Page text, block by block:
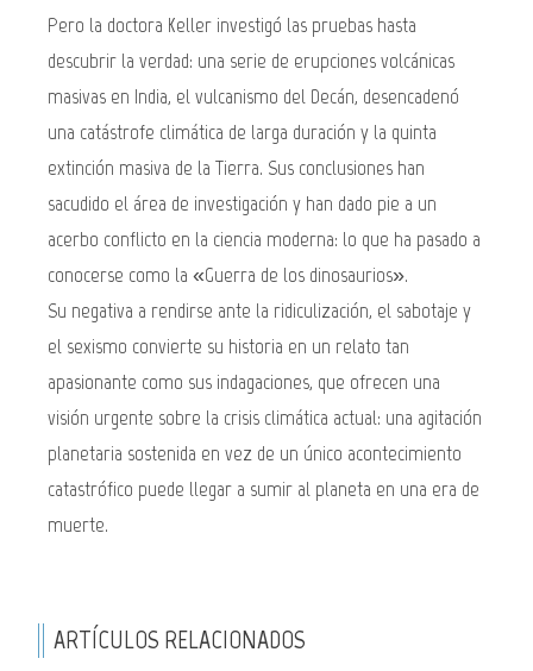
Pero la doctora Keller investigó las pruebas hasta
descubrir la verdad: una serie de erupciones volcánicas
masivas en India, el vulcanismo del Decán, desencadenó
una catástrofe climática de larga duración y la quinta
extinción masiva de la Tierra. Sus conclusiones han
sacudido el área de investigación y han dado pie a un
acerbo conflicto en la ciencia moderna: lo que ha pasado a
conocerse como la «Guerra de los dinosaurios».
Su negativa a rendirse ante la ridiculización, el sabotaje y
el sexismo convierte su historia en un relato tan
apasionante como sus indagaciones, que ofrecen una
visión urgente sobre la crisis climática actual: una agitación
planetaria sostenida en vez de un único acontecimiento
catastrófico puede llegar a sumir al planeta en una era de
muerte.
ARTÍCULOS RELACIONADOS